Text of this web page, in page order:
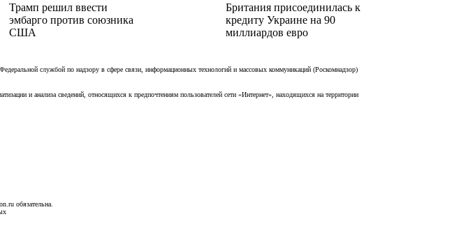
Трамп решил ввести
эмбарго против союзника
США
Британия присоединилась к
кредиту Украине на 90
миллиардов евро
службой по надзору в сфере связи, информационных технологий и массовых коммуникаций (Роскомнадзор)
и анализа сведений, относящихся к предпочтениям пользователей сети «Интернет», находящихся на территории
обязательна.